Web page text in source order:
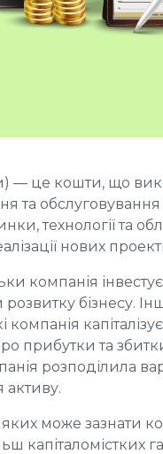
— це кошти, що
та обслуговування
технології та
нових
компанія інвестує
бізнесу.
прибутки та
розподілила
яких може зазнати